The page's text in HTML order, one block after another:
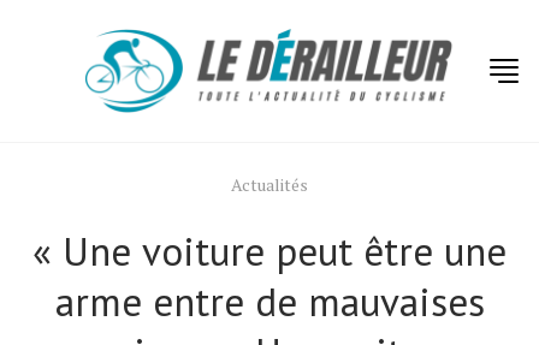
Actualités
« Une voiture peut être une
arme entre de mauvaises